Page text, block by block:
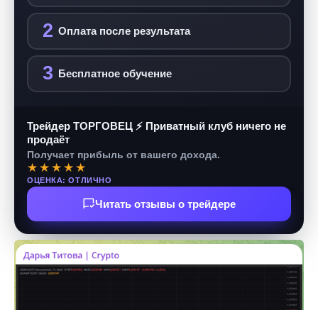
2 Оплата после результата
3 Бесплатное обучение
Трейдер ТОРГОВЕЦ ⚡ Приватный клуб ничего не
продаёт
Получает прибыль от вашего дохода.
★★★★★
ОЦЕНКА: ОТЛИЧНО
Читать отзывы о трейдере